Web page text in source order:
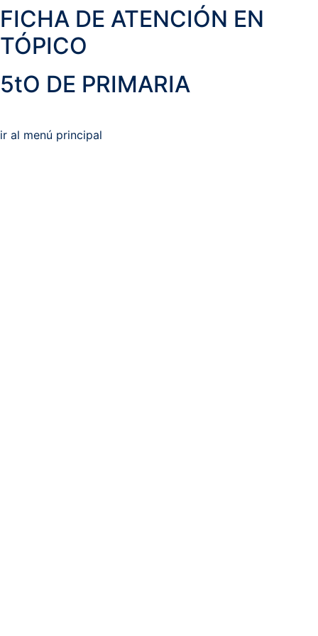
FICHA DE ATENCIÓN EN
TÓPICO
5tO DE PRIMARIA
ir al menú principal